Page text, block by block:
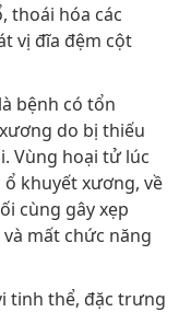
thoái hóa các
vị đĩa đệm cột
bệnh có tổn
do bị thiếu
Vùng hoại tử lúc
khuyết xương, về
cùng gây xẹp
mất chức năng
tinh thể, đặc trưng